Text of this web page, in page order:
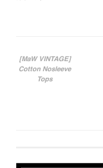
投稿ナビゲーシ
[MaW VINTAGE]
Cotton Nosleeve
Tops